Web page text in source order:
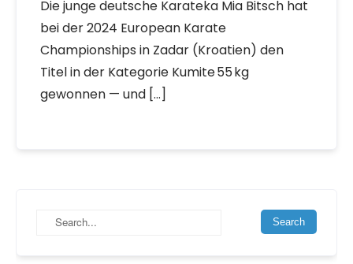
Die junge deutsche Karateka Mia Bitsch hat
bei der 2024 European Karate
Championships in Zadar (Kroatien) den
Titel in der Kategorie Kumite 55 kg
gewonnen — und […]